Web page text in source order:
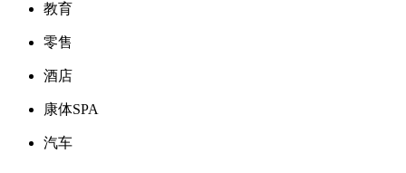
教育
零售
酒店
康体SPA
汽车